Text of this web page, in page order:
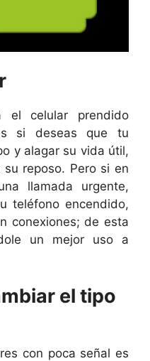
el celular prendido
si deseas que tu
y alagar su vida útil,
reposo. Pero si en
llamada urgente,
teléfono encendido,
conexiones; de esta
un mejor uso a
el tipo
con poca señal es